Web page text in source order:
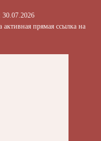
30.07.2026
прямая ссылка на